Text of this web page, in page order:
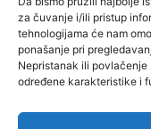
za čuvanje i/ili pristup
tehnologijama će nam
ponašanje pri
Nepristanak ili
određene karakteristike i
hrvatski portal za
muškarce koji
reafirmirati u
vrijeme itekako